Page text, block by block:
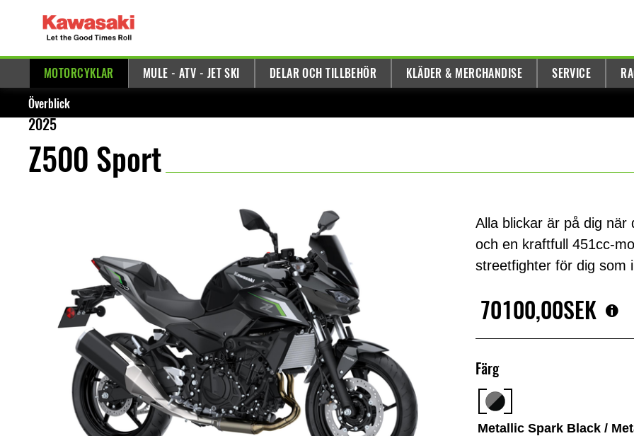
MOTORCYKLAR MULE - ATV - JET SKI DELAR OCH TILLBEHÖR KLÄDER & MERCHANDISE SERVICE
Överblick
2025
Z500 Sport
Alla blickar är på dig när
och en kraftfull 451cc-
streetfighter för dig som
70100,00SEK
Färg
Metallic Spark Black /